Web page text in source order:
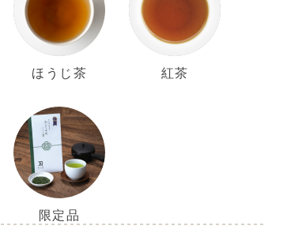
ほうじ茶 紅茶
限定品